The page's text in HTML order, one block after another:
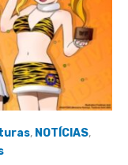
, NOTÍCIAS,